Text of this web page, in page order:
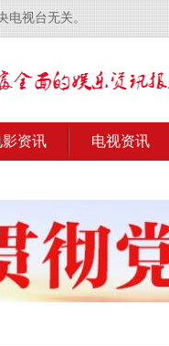
电视台无关。
影资讯 电视资讯